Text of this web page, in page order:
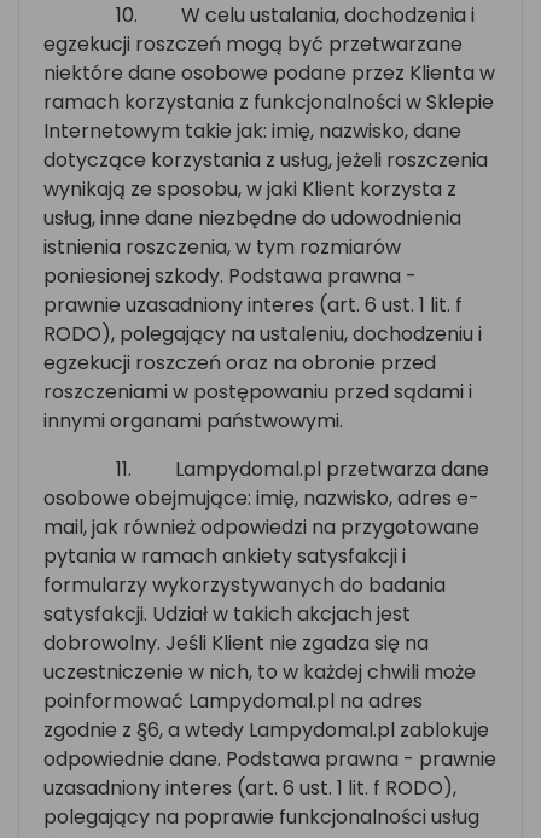
10.
W celu ustalania, dochodzenia i
egzekucji roszczeń mogą być przetwarzane
niektóre dane osobowe podane przez Klienta w
ramach korzystania z funkcjonalności w Sklepie
Internetowym takie jak: imię, nazwisko, dane
dotyczące korzystania z usług, jeżeli roszczenia
wynikają ze sposobu, w jaki Klient korzysta z
usług, inne dane niezbędne do udowodnienia
istnienia roszczenia, w tym rozmiarów
poniesionej szkody. Podstawa prawna -
prawnie uzasadniony interes (art. 6 ust. 1 lit. f
RODO), polegający na ustaleniu, dochodzeniu i
egzekucji roszczeń oraz na obronie przed
roszczeniami w postępowaniu przed sądami i
innymi organami państwowymi.
11.
Lampydomal.pl przetwarza dane
osobowe obejmujące: imię, nazwisko, adres e-
mail, jak również odpowiedzi na przygotowane
pytania w ramach ankiety satysfakcji i
formularzy wykorzystywanych do badania
satysfakcji. Udział w takich akcjach jest
dobrowolny. Jeśli Klient nie zgadza się na
uczestniczenie w nich, to w każdej chwili może
poinformować Lampydomal.pl na adres
zgodnie z §6, a wtedy Lampydomal.pl zablokuje
odpowiednie dane. Podstawa prawna - prawnie
uzasadniony interes (art. 6 ust. 1 lit. f RODO),
polegający na poprawie funkcjonalności usług